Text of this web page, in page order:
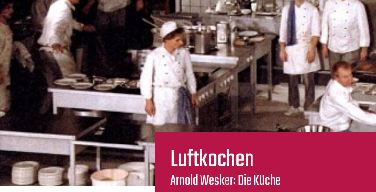
Luftkochen
Arnold Wesker: Die Küche